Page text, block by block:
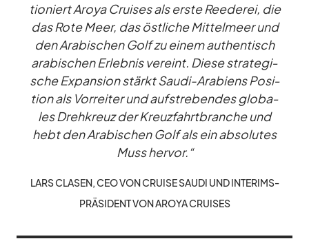
tio­niert Aroya Crui­ses als erste Ree­de­rei, die
das Rote Meer, das öst­li­che Mit­tel­meer und
den Ara­bi­schen Golf zu ei­nem au­then­tisch
ara­bi­schen Er­leb­nis ver­eint. Diese stra­te­gi­
sche Ex­pan­sion stärkt Saudi-Ara­bi­ens Po­si­
tion als Vor­rei­ter und auf­stre­ben­des glo­ba­
les Dreh­kreuz der Kreuz­fahrt­bran­che und
hebt den Ara­bi­schen Golf als ein ab­so­lu­tes
Muss her­vor.“
LARS CLA­SEN, CEO VON CRUISE SAUDI UND IN­TE­RIMS­
PRÄ­SI­DENT VON AROYA CRUI­SES